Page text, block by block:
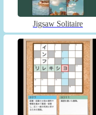
Jigsaw Solitaire